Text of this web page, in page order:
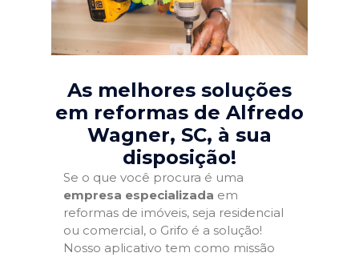
As melhores soluções
em reformas de Alfredo
Wagner, SC, à sua
disposição!
Se o que você procura é uma
empresa especializada em
reformas de imóveis, seja residencial
ou comercial, o Grifo é a solução!
Nosso aplicativo tem como missão